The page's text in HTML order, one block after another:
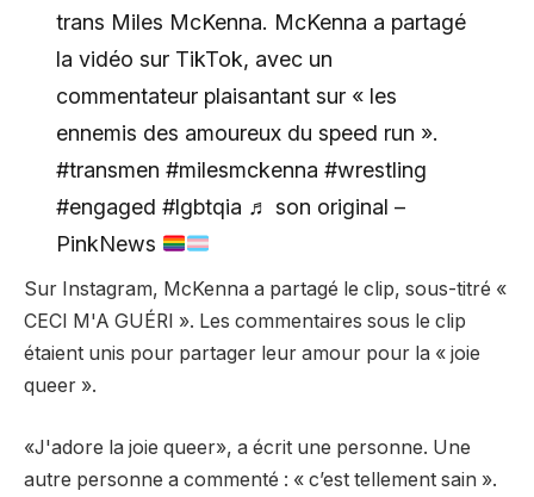
trans Miles McKenna. McKenna a partagé
la vidéo sur TikTok, avec un
commentateur plaisantant sur « les
ennemis des amoureux du speed run ».
#transmen #milesmckenna #wrestling
#engaged #lgbtqia ♬ son original –
PinkNews
Sur Instagram, McKenna a partagé le clip, sous-titré «
CECI M'A GUÉRI ». Les commentaires sous le clip
étaient unis pour partager leur amour pour la « joie
queer ».
«J'adore la joie queer», a écrit une personne. Une
autre personne a commenté : « c’est tellement sain ».